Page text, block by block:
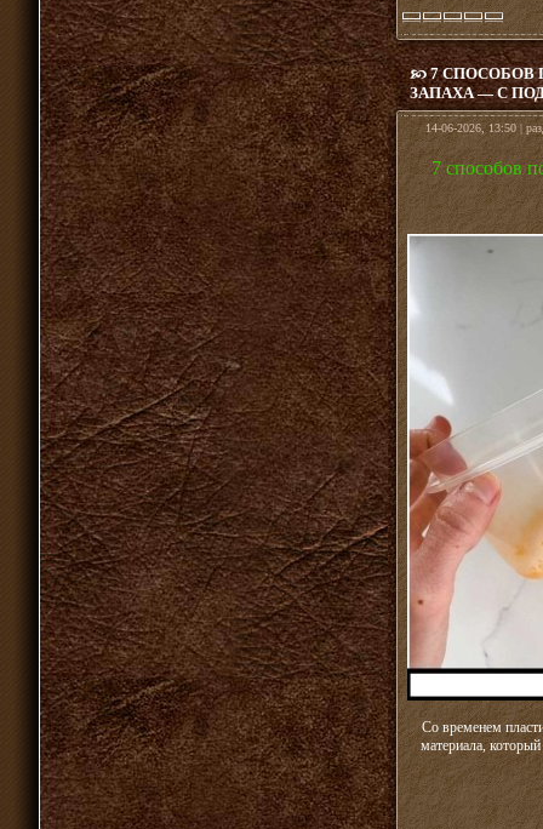
7
ЗАПАХА — С
14-06-2026, 13:50 |
7 способов
Со временем
материала,